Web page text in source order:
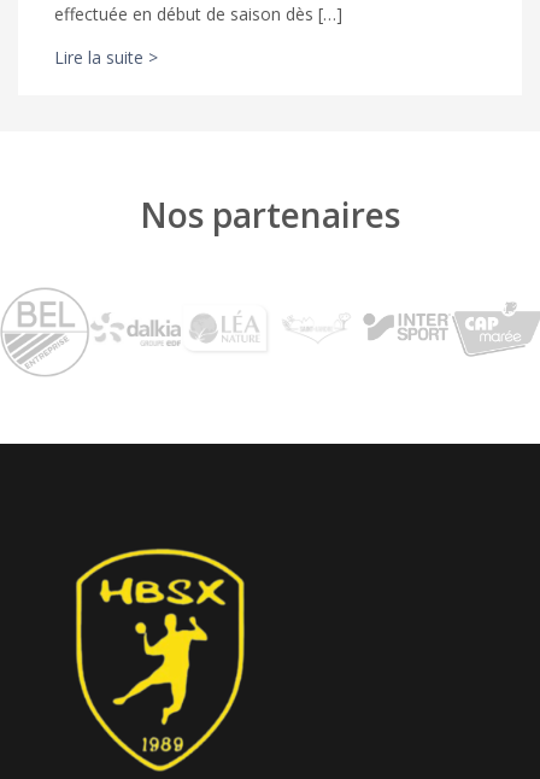
effectuée en début de saison dès […]
Lire la suite >
Nos partenaires